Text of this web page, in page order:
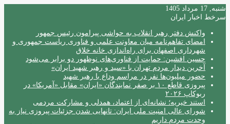
شنبه, 17 مرداد 1405
سرخط اخبار ایران
واکنش دفتر رهبر انقلاب به حواشی پیرامون رئیس جمهور
امضای تفاهم‌نامه میان معاونت علمی و فناوری ریاست جمهوری و
شهرداری اصفهان برای راه‌اندازی خانه خلاق
حسین افشین: حمایت از فناوری‌های نوظهور دو برابر می‌شود
آخرین دیدار مردم تهران با «سید و رهبر شهید ایران»
حضور میلیون‌ها نفر در مراسم وداع با رهبر شهید
پیروزی قاطع ۱۰ بر صفر نمایندگان «ایران» مقابل «آمریکا» در
ربوکاپ ۲۰۲۶
استند خیریه؛ نشانه‌ای از اعتماد، همدلی و مشارکت مردمی
شورای عالی امنیت ملی ایران: تانهایی شدن جزئیات پیروزی نیاز به
وحدت مردم داریم